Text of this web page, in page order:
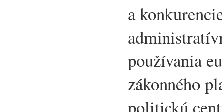
a
používania
zákonného
politickú